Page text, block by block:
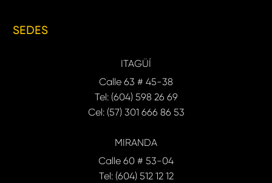
SEDES
ITAGÜÍ
Calle 63 # 45-38
Tel: (604) 598 26 69
Cel: (57) 301 666 86 53
MIRANDA
Calle 60 # 53-04
Tel: (604) 512 12 12